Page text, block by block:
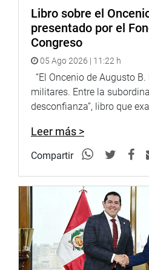
garantiza que quien sea electo
de la dirección de la
gobernanza y su capacidad de
iniciativa legislativa.
DESPACHO CONGRESAL
Libro sobre el
presentado por el
Congreso
05 Ago 2026 | 11:22 h
“El Oncenio de Augusto
militares. Entre la
desconfianza”, libro que
Leer más >
Compartir